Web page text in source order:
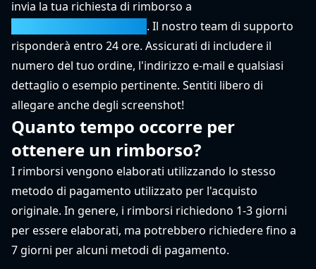
invia la tua richiesta di rimborso a
. Il nostro team di supporto
risponderà entro 24 ore. Assicurati di includere il
numero del tuo ordine, l'indirizzo e-mail e qualsiasi
dettaglio o esempio pertinente. Sentiti libero di
allegare anche degli screenshot!
Quanto tempo occorre per
ottenere un rimborso?
I rimborsi vengono elaborati utilizzando lo stesso
metodo di pagamento utilizzato per l'acquisto
originale. In genere, i rimborsi richiedono 1-3 giorni
per essere elaborati, ma potrebbero richiedere fino a
7 giorni per alcuni metodi di pagamento.